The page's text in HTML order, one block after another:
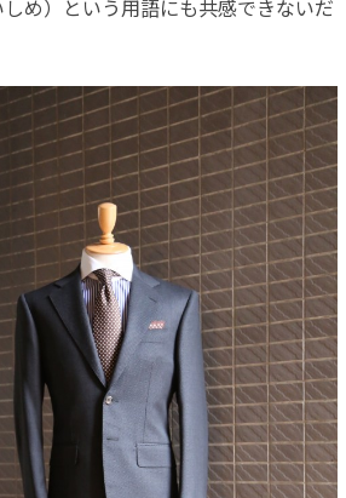
め）という用語にも共感できないだ